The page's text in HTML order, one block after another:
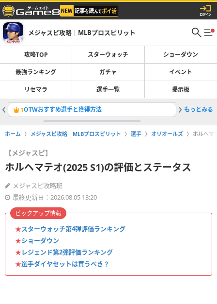
メジャスピ攻略｜MLBプロスピリット
攻略TOP スターウォッチ ショーダウン
最強ランキング ガチャ イベント
リセマラ 選手一覧 掲示板
1OTWおすすめ選手と獲得方法 2ガチャ
もっとみる
ホーム メジャスピ攻略｜MLBプロスピリット 選手 オリオールズ ホルヘマ
【メジャスピ】
ホルヘマテオ(2025 S1)の評価とステータス
メジャスピ攻略班
最終更新日：2026.08.05 13:20
★スターウォッチ第4弾評価ランキング
★ショーダウン
★レジェンド第2弾評価ランキング
★選手ダイヤセットは買うべき？
ピックアップ情報